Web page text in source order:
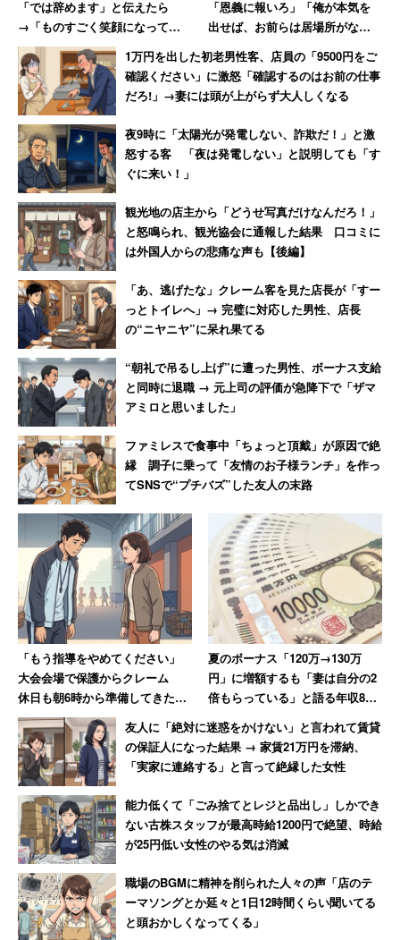
「では辞めます」と伝えたら
→「ものすごく笑顔になって、
その場で退職届を書かされまし
た」
「恩義に報いろ」「俺が本気を
出せば、お前らは居場所がなく
なる」発言 激怒した男性、社
長を罵倒して退職【後編】
1万円を出した初老男性客、店員の「9500円をご
確認ください」に激怒「確認するのはお前の仕事
だろ!」→妻には頭が上がらず大人しくなる
夜9時に「太陽光が発電しない、詐欺だ！」と激
怒する客 「夜は発電しない」と説明しても「す
ぐに来い！」
観光地の店主から「どうせ写真だけなんだろ！」
と怒鳴られ、観光協会に通報した結果 口コミに
は外国人からの悲痛な声も【後編】
「あ、逃げたな」クレーム客を見た店長が「すー
っとトイレへ」→ 完璧に対応した男性、店長
の“ニヤニヤ”に呆れ果てる
“朝礼で吊るし上げ”に遭った男性、ボーナス支給
と同時に退職 → 元上司の評価が急降下で「ザマ
アミロと思いました」
ファミレスで食事中「ちょっと頂戴」が原因で絶
縁 調子に乗って「友情のお子様ランチ」を作っ
てSNSで“プチバズ”した友人の末路
「もう指導をやめてください」
大会会場で保護からクレーム
休日も朝6時から準備してきた部
活動の指導者が思うこと
夏のボーナス「120万→130万
円」に増額するも「妻は自分の2
倍もらっている」と語る年収850
万円の30代男性
友人に「絶対に迷惑をかけない」と言われて賃貸
の保証人になった結果 → 家賃21万円を滞納、
「実家に連絡する」と言って絶縁した女性
能力低くて「ごみ捨てとレジと品出し」しかでき
ない古株スタッフが最高時給1200円で絶望、時給
が25円低い女性のやる気は消滅
職場のBGMに精神を削られた人々の声「店のテ
ーマソングとか延々と1日12時間くらい聞いてる
と頭おかしくなってくる」